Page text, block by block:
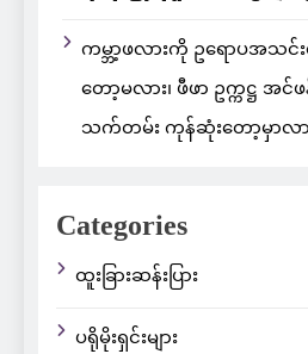
ကမ္ဘာ့ဖလားကို ဥရောပအသ
တော့မလား၊ ဖီဖာ ဥက္ကဋ္ဌ အ
သက်တမ်း ကုန်ဆုံးတော့မှာလာ
Categories
ထူးခြားဆန်းပြား
ပရိုမိုးရှင်းများ